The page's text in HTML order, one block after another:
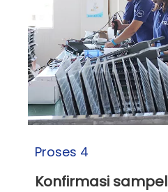
Proses 4
Konfirmasi sampel